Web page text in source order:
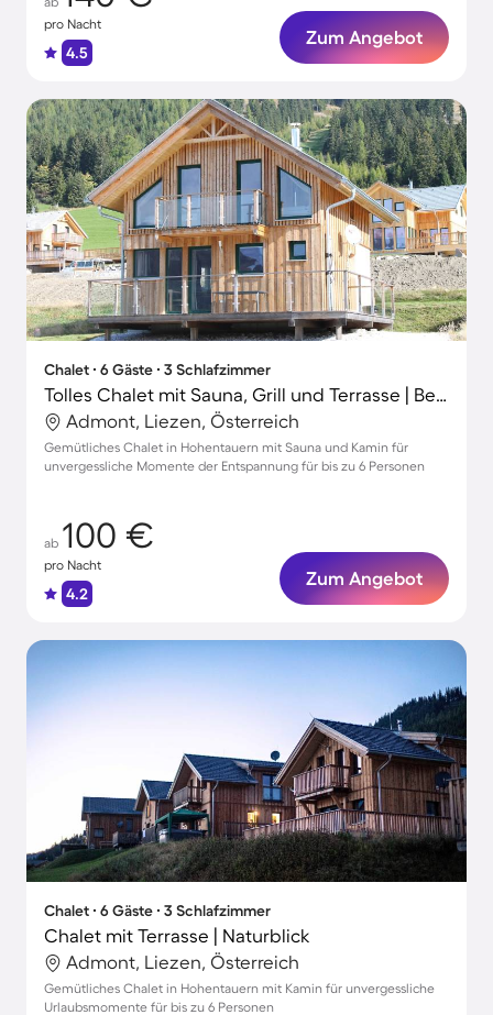
pro Nacht
4.5
Zum Angebot
Chalet ∙ 6 Gäste ∙ 3 Schlafzimmer
Tolles Chalet mit Sauna, Grill und Terrasse | Bergblick | Skifahren in der Nähe
Admont, Liezen, Österreich
Gemütliches Chalet in Hohentauern mit Sauna und Kamin für
unvergessliche Momente der Entspannung für bis zu 6 Personen
ab 100 €
pro Nacht
4.2
Zum Angebot
Chalet ∙ 6 Gäste ∙ 3 Schlafzimmer
Chalet mit Terrasse | Naturblick
Admont, Liezen, Österreich
Gemütliches Chalet in Hohentauern mit Kamin für unvergessliche
Urlaubsmomente für bis zu 6 Personen